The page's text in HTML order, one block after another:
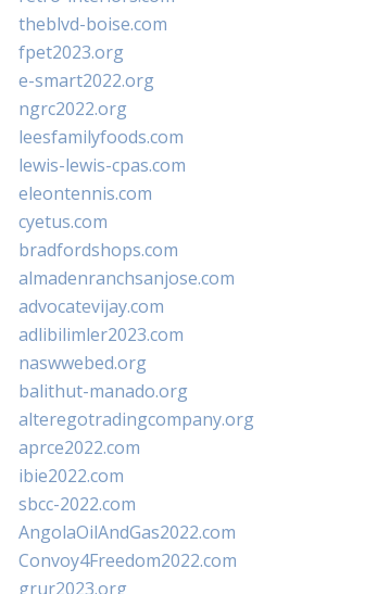
theblvd-boise.com
fpet2023.org
e-smart2022.org
ngrc2022.org
leesfamilyfoods.com
lewis-lewis-cpas.com
eleontennis.com
cyetus.com
bradfordshops.com
almadenranchsanjose.com
advocatevijay.com
adlibilimler2023.com
naswwebed.org
balithut-manado.org
alteregotradingcompany.org
aprce2022.com
ibie2022.com
sbcc-2022.com
AngolaOilAndGas2022.com
Convoy4Freedom2022.com
grur2023.org